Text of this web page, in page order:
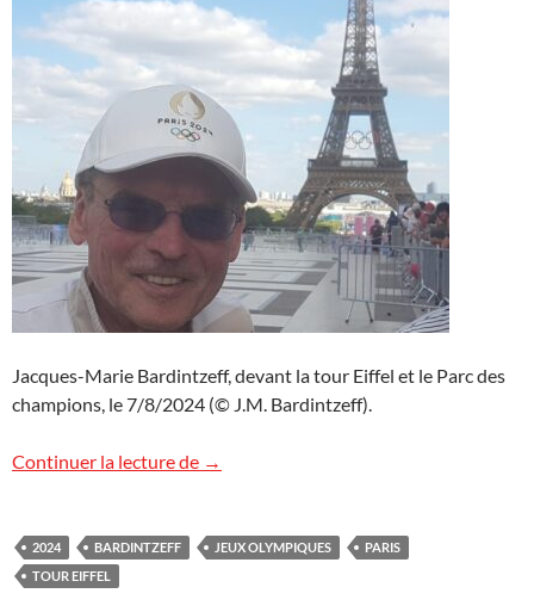
Jacques-Marie Bardintzeff, devant la tour Eiffel et le Parc des
champions, le 7/8/2024 (© J.M. Bardintzeff).
Continuer la lecture de Ambiance olympique !
→
2024 BARDINTZEFF JEUX OLYMPIQUES
PARIS
TOUR EIFFEL